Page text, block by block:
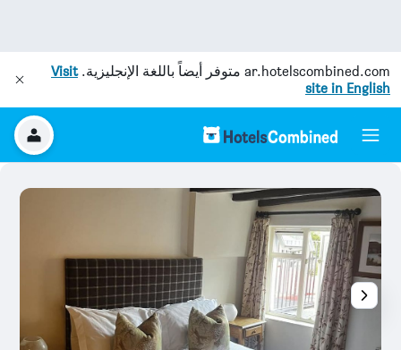
ar.hotelscombined.com متوفر أيضاً باللغة الإنجليزية.Visit
site in English